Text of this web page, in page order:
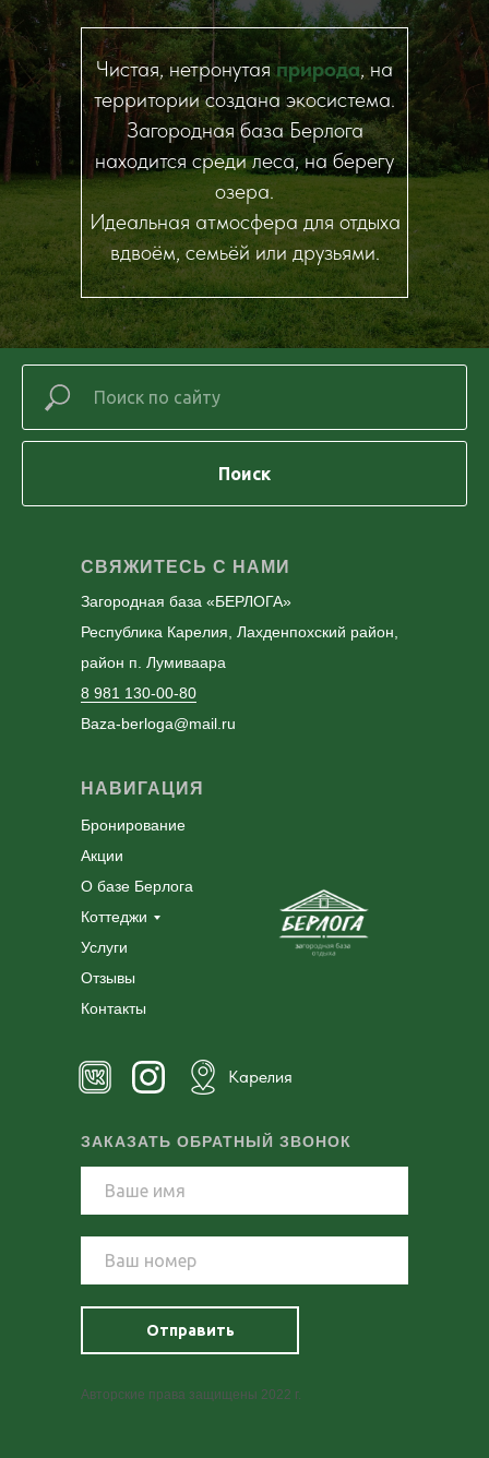
Чистая, нетронутаяприрода, на
территории создана экосистема.
Загородная база Берлога
находится среди леса, на берегу
озера.
Идеальная атмосфера для отдыха
вдвоём, семьёй или друзьями.
Поиск
СВЯЖИТЕСЬ С НАМИ
Загородная база «БЕРЛОГА»
Республика Карелия, Лахденпохский район,
район п. Лумиваара
8 981 130-00-80
Baza-berloga@mail.ru
НАВИГАЦИЯ
Бронирование
Акции
О базе Берлога
Коттеджи
Услуги
Отзывы
Контакты
Авторские права защищены 2022 г.
Отправить
ЗАКАЗАТЬ ОБРАТНЫЙ ЗВОНОК
Карелия